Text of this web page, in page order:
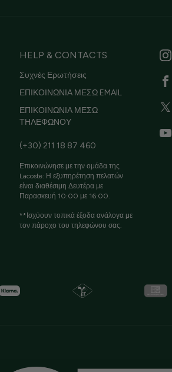
HELP & CONTACTS
Συχνές Ερωτήσεις
ΕΠΙΚΟΙΝΩΝΙΑ ΜΕΣΩ EMAIL
ΕΠΙΚΟΙΝΩΝΙΑ ΜΕΣΩ
ΤΗΛΕΦΩΝΟΥ
(+30) 211 18 87 460
Επικοινώνησε με την ομάδα της
Lacoste: Η εξυπηρέτηση πελατών
είναι διαθέσιμη Δευτέρα με
Παρασκευή 10:00 με 16:00.
**Ισχύουν τοπικά έξοδα ανάλογα με
τον πάροχο του τηλεφώνου σας.